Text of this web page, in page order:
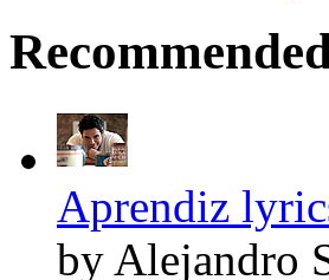
Aprendiz
by Alejandro